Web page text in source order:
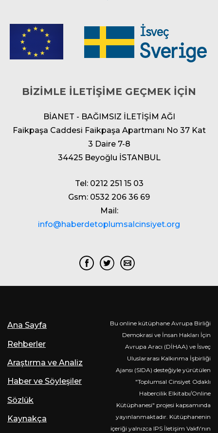
BİZİMLE İLETİŞİME GEÇMEK İÇİN
BİANET - BAĞIMSIZ İLETİŞİM AĞI
Faikpaşa Caddesi Faikpaşa Apartmanı No 37 Kat
3 Daire 7-8
34425 Beyoğlu İSTANBUL
Tel: 0212 251 15 03
Gsm: 0532 206 36 69
Mail:
info@haberdetoplumsalcinsiyet.org
Ana Sayfa
Rehberler
Araştırma ve Analiz
Haber ve Söyleşiler
Sözlük
Kaynakça
Bu online kütüphane Avrupa Birliği
Demokrasi ve İnsan Hakları İçin
Avrupa Aracı (DİHAA) ve İsveç
Uluslararası Kalkınma İşbirliği
Ajansı (SIDA) desteğiyle yürütülen
"Toplumsal Cinsiyet Odaklı
Habercilik Elkitabı/Online
Kütüphanesi" projesi kapsamında
yayınlanmaktadır. Kütüphanenin
içeriği yalnızca IPS İletişim Vakfı'nın